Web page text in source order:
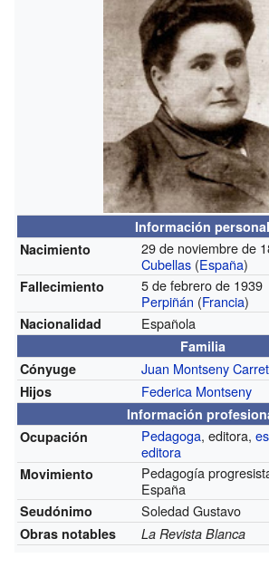
Información personal
Nacimiento
29 de noviembre de
Cubellas (España)
Fallecimiento
5 de febrero de 1939
Perpiñán (Francia)
Nacionalidad Española
Familia
Cónyuge
Juan Montseny Carret
Hijos Federica Montseny
Información
Ocupación
Pedagoga, editora,
editora
Movimiento
Pedagogía
España
Seudónimo Soledad Gustavo
Obras notables La Revista Blanca